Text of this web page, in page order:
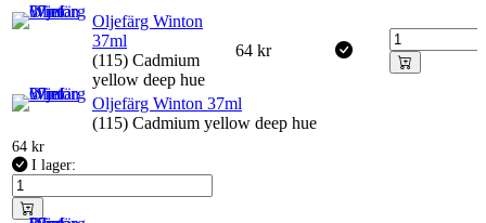
Oljefärg Winton
37ml
(115) Cadmium
yellow deep hue
64 kr
Oljefärg Winton 37ml
(115) Cadmium yellow deep hue
64 kr
I lager: